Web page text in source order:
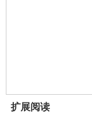
扩展阅读